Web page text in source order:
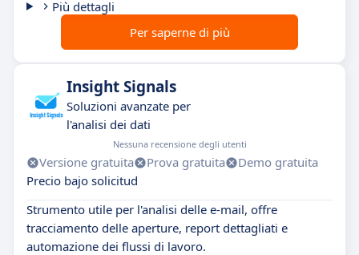
Più dettagli
Per saperne di più
Insight Signals
Soluzioni avanzate per
l'analisi dei dati
Nessuna recensione degli utenti
Versione gratuita Prova gratuita
Demo gratuita
Precio bajo solicitud
Strumento utile per l'analisi delle e-mail, offre
tracciamento delle aperture, report dettagliati e
automazione dei flussi di lavoro.